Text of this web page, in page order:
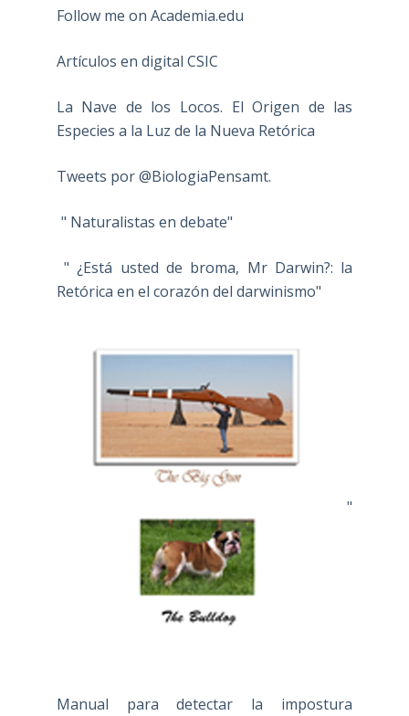
Follow me on Academia.edu
Artículos en digital CSIC
La Nave de los Locos. El Origen de las
Especies a la Luz de la Nueva Retórica
Tweets por @BiologiaPensamt.
" Naturalistas en debate"
" ¿Está usted de broma, Mr Darwin?: la
Retórica en el corazón del darwinismo"
"
Manual para detectar la impostura